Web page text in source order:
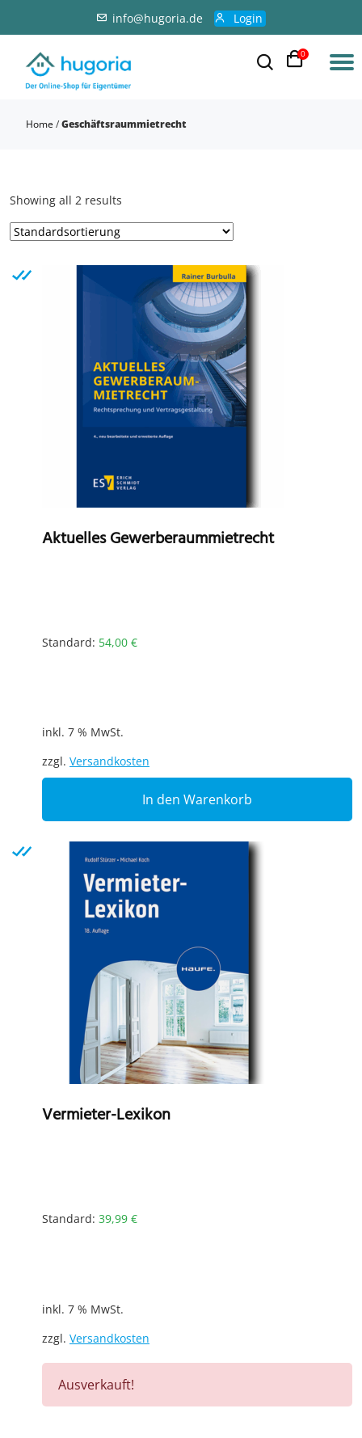
info@hugoria.de Login
0
Home /Geschäftsraummietrecht
Showing all 2 results
Aktuelles Gewerberaummietrecht
Standard: 54,00 €
inkl. 7 % MwSt.
zzgl. Versandkosten
In den Warenkorb
Vermieter-Lexikon
Standard: 39,99 €
inkl. 7 % MwSt.
zzgl. Versandkosten
Ausverkauft!